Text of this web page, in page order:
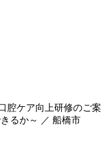
腔ケア向上研修のご案
るか～ ／ 船橋市